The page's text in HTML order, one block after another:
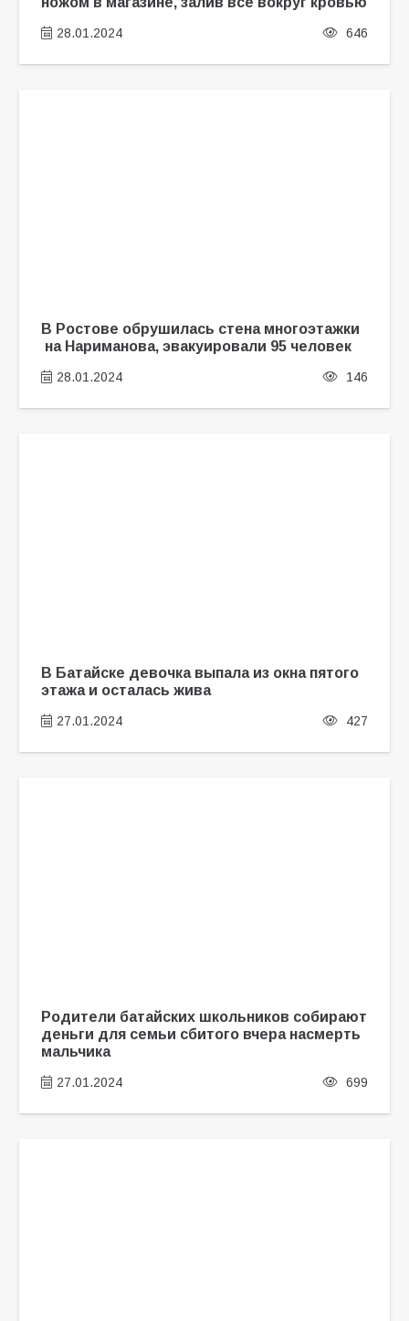
28.01.2024 646
В Ростове обрушилась стена многоэтажки
на Нариманова, эвакуировали 95 человек
28.01.2024 146
В Батайске девочка выпала из окна пятого
этажа и осталась жива
27.01.2024 427
Родители батайских школьников собирают
деньги для семьи сбитого вчера насмерть
мальчика
27.01.2024 699